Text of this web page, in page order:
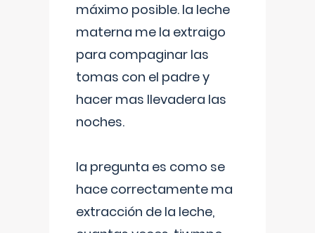
máximo posible. la leche
materna me la extraigo
para compaginar las
tomas con el padre y
hacer mas llevadera las
noches.
la pregunta es como se
hace correctamente ma
extracción de la leche,